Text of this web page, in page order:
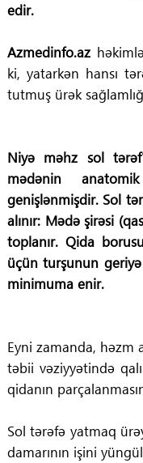
edir.
Azmedinfo.az
ki, yatarkən hansı
tutmuş ürək
Niyə məhz sol
mədənin
genişlənmişdir. Sol
alınır: Mədə şirəsi
toplanır. Qida
üçün turşunun geriyə
minimuma enir.
Eyni zamanda, həzm
təbii vəziyyətində
qidanın
Sol tərəfə yatmaq
damarının işini